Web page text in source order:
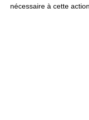
nécessaire à cette